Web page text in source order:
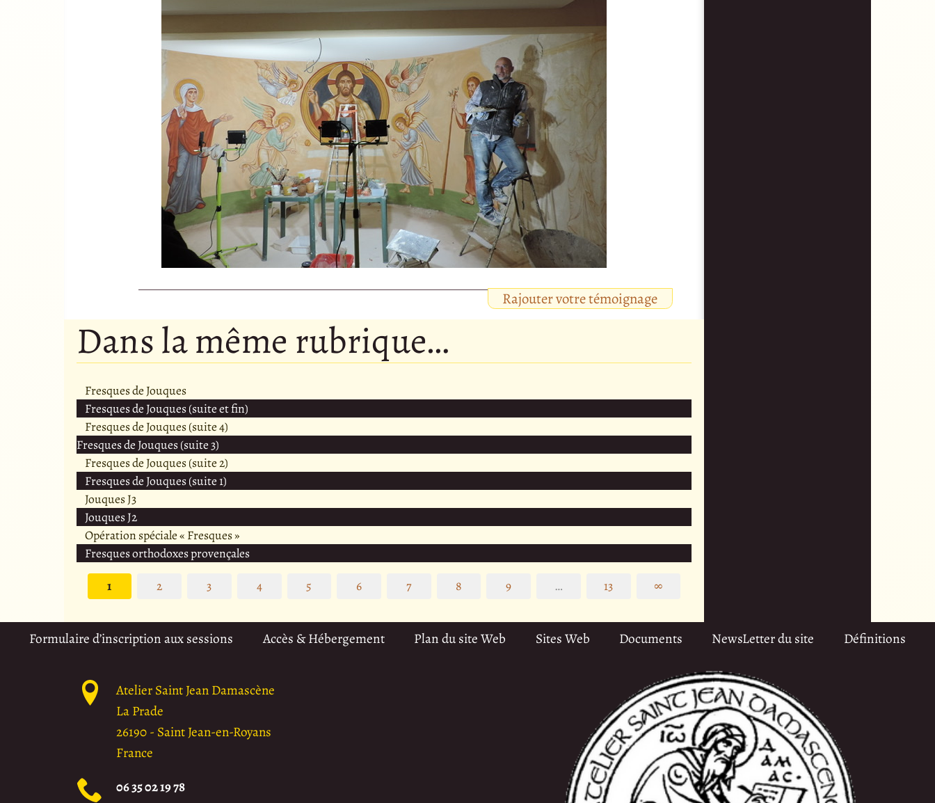
Rajouter votre témoignage
Dans la même rubrique…
Fresques de Jouques
Fresques de Jouques (suite et fin)
Fresques de Jouques (suite 4)
Fresques de Jouques (suite 3)
Fresques de Jouques (suite 2)
Fresques de Jouques (suite 1)
Jouques J3
Jouques J2
Opération spéciale « Fresques »
Fresques orthodoxes provençales
1
2 3 4 5 6 7 8 9 … 13 ∞
Formulaire d’inscription aux sessions Accès & Hébergement Plan du site Web Sites Web Documents NewsLetter du site Définitions
Atelier Saint Jean Damascène
La Prade
26190- Saint Jean-en-Royans
France
06 35 02 19 78